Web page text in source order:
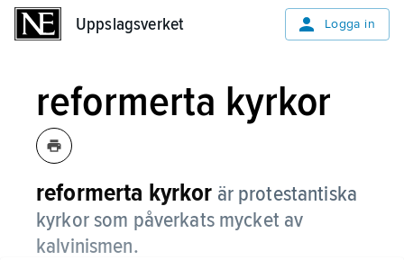
Uppslagsverket Logga in
reformerta kyrkor
reformerta kyrkor är protestantiska
kyrkor som påverkats mycket av
kalvinismen.